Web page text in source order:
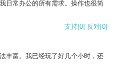
日常办公的所有需求。操作也很简
支持[0] 反对[0]
丰富。我已经玩了好几个小时，还